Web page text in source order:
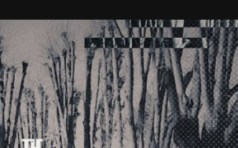
Taylor Swift officieel
Kelce